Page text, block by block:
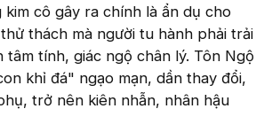
kim cô gây ra chính là ẩn dụ cho
thách mà người tu hành phải trải
tâm tính, giác ngộ chân lý. Tôn Ngộ
khỉ đá" ngạo mạn, dần thay đổi,
trở nên kiên nhẫn, nhân hậu